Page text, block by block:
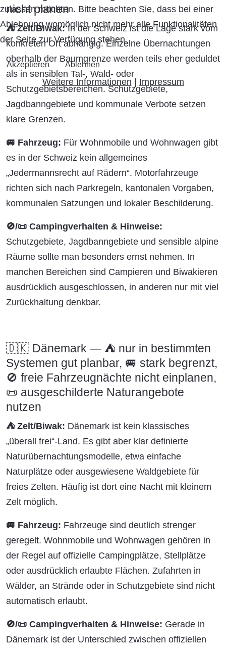
nicht planen
⛺ Zelt/Biwak:In der Schweiz ist die Lage stark vom
konkreten Ort abhängig. Einzelne Übernachtungen
oberhalb der Baumgrenze werden teils eher geduldet
als in sensiblen Tal-, Wald- oder
Schutzgebietsbereichen. Schutzgebiete,
Jagdbanngebiete und kommunale Verbote setzen
klare Grenzen.
🚐 Fahrzeug: Für Wohnmobile und Wohnwagen gibt
es in der Schweiz kein allgemeines
„Jedermannsrecht auf Rädern“. Motorfahrzeuge
richten sich nach Parkregeln, kantonalen Vorgaben,
kommunalen Satzungen und lokaler Beschilderung.
🚫/📜 Campingverhalten & Hinweise:
Schutzgebiete, Jagdbanngebiete und sensible alpine
Räume sollte man besonders ernst nehmen. In
manchen Bereichen sind Campieren und Biwakieren
ausdrücklich ausgeschlossen, in anderen nur mit viel
Zurückhaltung denkbar.
🇩🇰 Dänemark — ⛺ nur in bestimmten
Systemen gut planbar, 🚐 stark begrenzt,
🚫 freie Fahrzeugnächte nicht einplanen,
📜 ausgeschilderte Naturangebote
nutzen
⛺ Zelt/Biwak: Dänemark ist kein klassisches
„überall frei“-Land. Es gibt aber klar definierte
Naturübernachtungsmodelle, etwa einfache
Naturplätze oder ausgewiesene Waldgebiete für
freies Zelten. Häufig ist dort eine Nacht mit kleinem
Zelt möglich.
🚐 Fahrzeug: Fahrzeuge sind deutlich strenger
geregelt. Wohnmobile und Wohnwagen gehören in
der Regel auf offizielle Campingplätze, Stellplätze
oder ausdrücklich erlaubte Flächen. Zufahrten in
Wälder, an Strände oder in Schutzgebiete sind nicht
automatisch erlaubt.
🚫/📜 Campingverhalten & Hinweise: Gerade in
Dänemark ist der Unterschied zwischen offiziellen
zulassen möchten. Bitte beachten Sie, dass bei einer
Ablehnung womöglich nicht mehr alle Funktionalitäten
der Seite zur Verfügung stehen.
Akzeptieren Ablehnen
Weitere Informationen Impressum